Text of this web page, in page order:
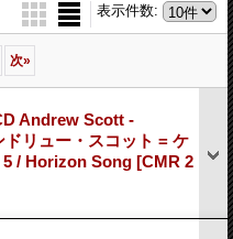
表示件数:
次»
Andrew Scott -
リュー・スコット = ケ
5 / Horizon Song [CMR 2